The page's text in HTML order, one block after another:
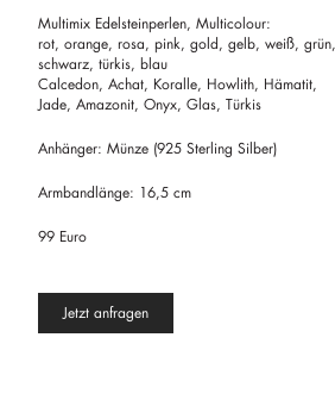
Multimix Edelsteinperlen, Multicolour:
rot, orange, rosa, pink, gold, gelb, weiß, grün,
schwarz, türkis, blau
Calcedon, Achat, Koralle, Howlith, Hämatit,
Jade, Amazonit, Onyx, Glas, Türkis
Anhänger: Münze (925 Sterling Silber)
Armbandlänge: 16,5 cm
99 Euro
Jetzt anfragen